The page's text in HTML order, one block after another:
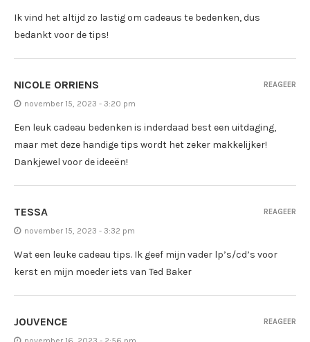
Ik vind het altijd zo lastig om cadeaus te bedenken, dus
bedankt voor de tips!
NICOLE ORRIENS
november 15, 2023 - 3:20 pm
Een leuk cadeau bedenken is inderdaad best een uitdaging,
maar met deze handige tips wordt het zeker makkelijker!
Dankjewel voor de ideeën!
REAGEER
TESSA
november 15, 2023 - 3:32 pm
Wat een leuke cadeau tips. Ik geef mijn vader lp’s/cd’s voor
kerst en mijn moeder iets van Ted Baker
REAGEER
JOUVENCE REAGEER